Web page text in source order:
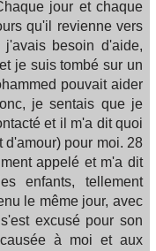
jour et chaque
qu'il revienne vers
besoin d'aide,
je suis tombé sur un
pouvait aider
je sentais que je
et il m'a dit quoi
pour moi. 28
appelé et m'a dit
enfants, tellement
le même jour, avec
excusé pour son
à moi et aux